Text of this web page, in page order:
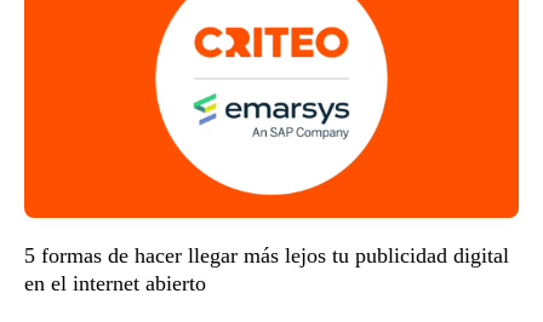
5 formas de hacer llegar más lejos tu publicidad digital
en el internet abierto